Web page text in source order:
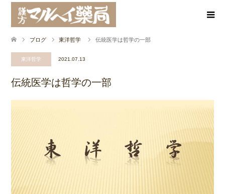
ブログ 東洋哲学 伝統医学は哲学の一部
東洋哲学 2021.07.13
伝統医学は哲学の一部